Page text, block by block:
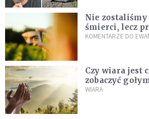
Nie
śmierci, lecz
jedna z
KOMENTARZE DO
Czy wiara jest
zobaczyć
WIARA